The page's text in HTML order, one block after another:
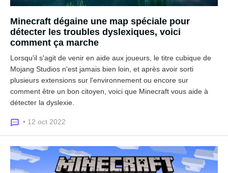
Minecraft dégaine une map spéciale pour
détecter les troubles dyslexiques, voici
comment ça marche
Lorsqu'il s'agit de venir en aide aux joueurs, le titre cubique de
Mojang Studios n'est jamais bien loin, et après avoir sorti
plusieurs extensions sur l'environnement ou encore sur
comment être un bon citoyen, voici que Minecraft vous aide à
détecter la dyslexie.
• 12 oct 2022